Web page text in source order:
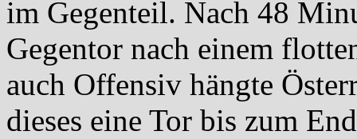
im Gegenteil. Nach 48
Gegentor nach einem
auch Offensiv hängte
dieses eine Tor bis zum